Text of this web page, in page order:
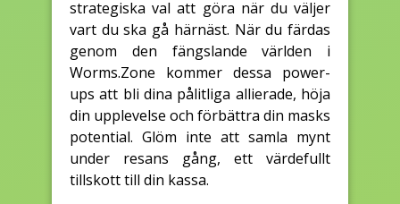
strategiska val att göra när du väljer
vart du ska gå härnäst. När du färdas
genom den fängslande världen i
Worms.Zone kommer dessa power-
ups att bli dina pålitliga allierade, höja
din upplevelse och förbättra din masks
potential. Glöm inte att samla mynt
under resans gång, ett värdefullt
tillskott till din kassa.